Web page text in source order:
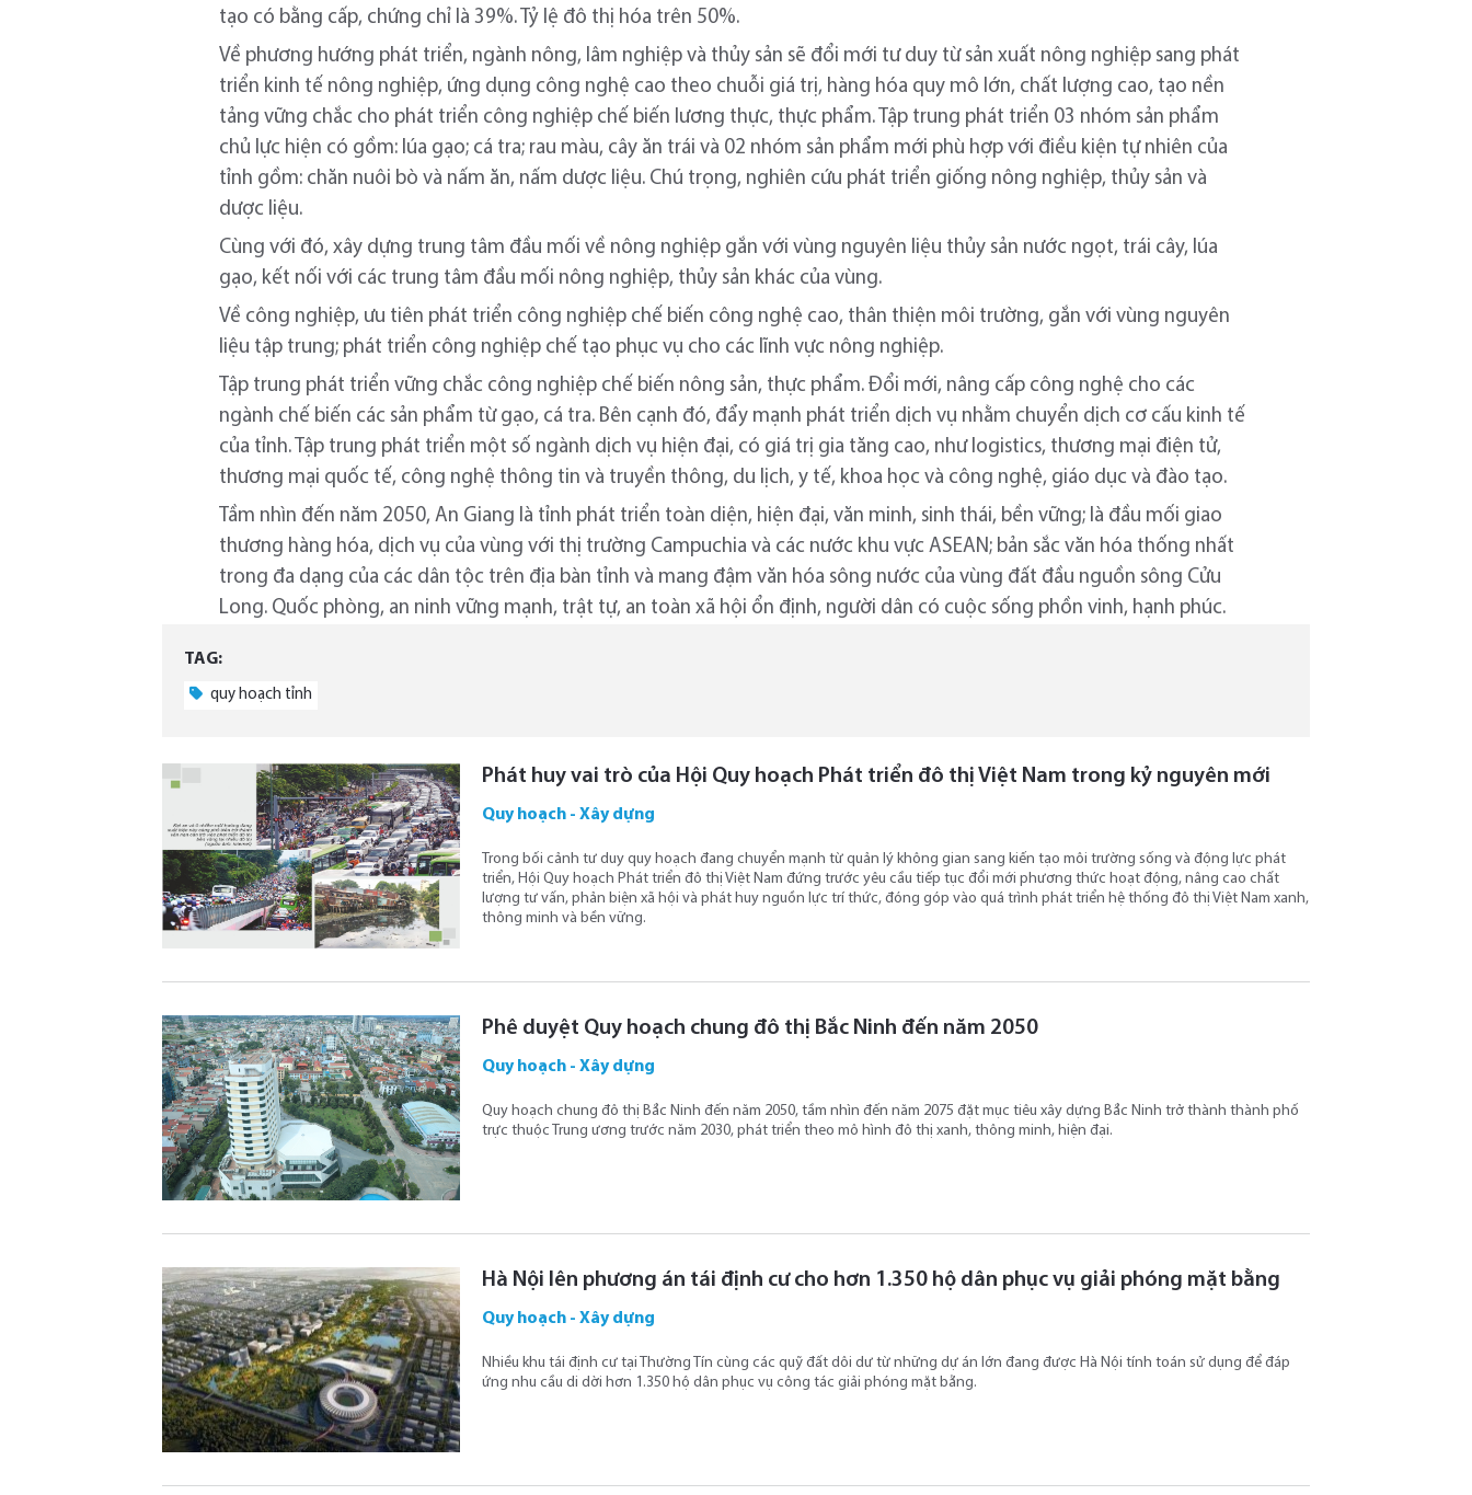
tạo có bằng cấp, chứng chỉ là 39%. Tỷ lệ đô thị hóa trên 50%.
Về phương hướng phát triển, ngành nông, lâm nghiệp và thủy sản sẽ đổi mới tư duy từ sản xuất nông nghiệp sang phát
triển kinh tế nông nghiệp, ứng dụng công nghệ cao theo chuỗi giá trị, hàng hóa quy mô lớn, chất lượng cao, tạo nền
tảng vững chắc cho phát triển công nghiệp chế biến lương thực, thực phẩm. Tập trung phát triển 03 nhóm sản phẩm
chủ lực hiện có gồm: lúa gạo; cá tra; rau màu, cây ăn trái và 02 nhóm sản phẩm mới phù hợp với điều kiện tự nhiên của
tỉnh gồm: chăn nuôi bò và nấm ăn, nấm dược liệu. Chú trọng, nghiên cứu phát triển giống nông nghiệp, thủy sản và
dược liệu.
Cùng với đó, xây dựng trung tâm đầu mối về nông nghiệp gắn với vùng nguyên liệu thủy sản nước ngọt, trái cây, lúa
gạo, kết nối với các trung tâm đầu mối nông nghiệp, thủy sản khác của vùng.
Về công nghiệp, ưu tiên phát triển công nghiệp chế biến công nghệ cao, thân thiện môi trường, gắn với vùng nguyên
liệu tập trung; phát triển công nghiệp chế tạo phục vụ cho các lĩnh vực nông nghiệp.
Tập trung phát triển vững chắc công nghiệp chế biến nông sản, thực phẩm. Đổi mới, nâng cấp công nghệ cho các
ngành chế biến các sản phẩm từ gạo, cá tra. Bên cạnh đó, đẩy mạnh phát triển dịch vụ nhằm chuyển dịch cơ cấu kinh tế
của tỉnh. Tập trung phát triển một số ngành dịch vụ hiện đại, có giá trị gia tăng cao, như logistics, thương mại điện tử,
thương mại quốc tế, công nghệ thông tin và truyền thông, du lịch, y tế, khoa học và công nghệ, giáo dục và đào tạo.
Tầm nhìn đến năm 2050, An Giang là tỉnh phát triển toàn diện, hiện đại, văn minh, sinh thái, bền vững; là đầu mối giao
thương hàng hóa, dịch vụ của vùng với thị trường Campuchia và các nước khu vực ASEAN; bản sắc văn hóa thống nhất
trong đa dạng của các dân tộc trên địa bàn tỉnh và mang đậm văn hóa sông nước của vùng đất đầu nguồn sông Cửu
Long. Quốc phòng, an ninh vững mạnh, trật tự, an toàn xã hội ổn định, người dân có cuộc sống phồn vinh, hạnh phúc.
TAG:
quy hoạch tỉnh
Phát huy vai trò của Hội Quy hoạch Phát triển đô thị Việt Nam trong kỷ nguyên mới
Quy hoạch - Xây dựng
Trong bối cảnh tư duy quy hoạch đang chuyển mạnh từ quản lý không gian sang kiến tạo môi trường sống và động lực phát
triển, Hội Quy hoạch Phát triển đô thị Việt Nam đứng trước yêu cầu tiếp tục đổi mới phương thức hoạt động, nâng cao chất
lượng tư vấn, phản biện xã hội và phát huy nguồn lực trí thức, đóng góp vào quá trình phát triển hệ thống đô thị Việt Nam xanh,
thông minh và bền vững.
Phê duyệt Quy hoạch chung đô thị Bắc Ninh đến năm 2050
Quy hoạch - Xây dựng
Quy hoạch chung đô thị Bắc Ninh đến năm 2050, tầm nhìn đến năm 2075 đặt mục tiêu xây dựng Bắc Ninh trở thành thành phố
trực thuộc Trung ương trước năm 2030, phát triển theo mô hình đô thị xanh, thông minh, hiện đại.
Hà Nội lên phương án tái định cư cho hơn 1.350 hộ dân phục vụ giải phóng mặt bằng
Quy hoạch - Xây dựng
Nhiều khu tái định cư tại Thường Tín cùng các quỹ đất dôi dư từ những dự án lớn đang được Hà Nội tính toán sử dụng để đáp
ứng nhu cầu di dời hơn 1.350 hộ dân phục vụ công tác giải phóng mặt bằng.